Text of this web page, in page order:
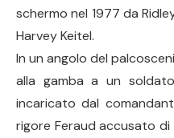
schermo nel 1977 da
Harvey Keitel.
In un angolo del
alla gamba a un
incaricato dal
rigore Feraud accusato di